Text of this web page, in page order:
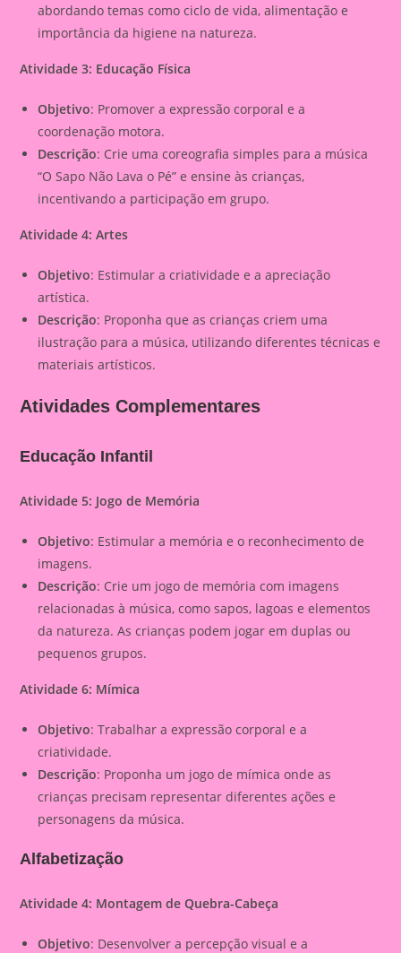
abordando temas como ciclo de vida, alimentação e
importância da higiene na natureza.
Atividade 3: Educação Física
Objetivo: Promover a expressão corporal e a
coordenação motora.
Descrição: Crie uma coreografia simples para a música
“O Sapo Não Lava o Pé” e ensine às crianças,
incentivando a participação em grupo.
Atividade 4: Artes
Objetivo: Estimular a criatividade e a apreciação
artística.
Descrição: Proponha que as crianças criem uma
ilustração para a música, utilizando diferentes técnicas e
materiais artísticos.
Atividades Complementares
Educação Infantil
Atividade 5: Jogo de Memória
Objetivo: Estimular a memória e o reconhecimento de
imagens.
Descrição: Crie um jogo de memória com imagens
relacionadas à música, como sapos, lagoas e elementos
da natureza. As crianças podem jogar em duplas ou
pequenos grupos.
Atividade 6: Mímica
Objetivo: Trabalhar a expressão corporal e a
criatividade.
Descrição: Proponha um jogo de mímica onde as
crianças precisam representar diferentes ações e
personagens da música.
Alfabetização
Atividade 4: Montagem de Quebra-Cabeça
Objetivo: Desenvolver a percepção visual e a